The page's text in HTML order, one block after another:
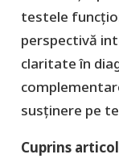
testele
perspectivă
claritate în
susținere pe
Cuprins